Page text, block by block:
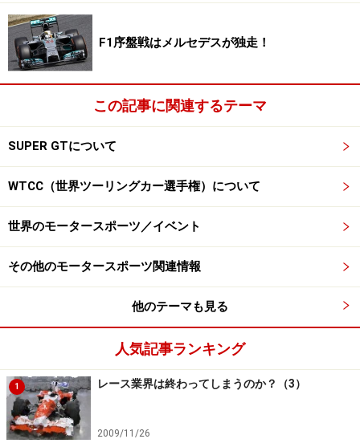
F1序盤戦はメルセデスが独走！
この記事に関連するテーマ
SUPER GTについて
WTCC（世界ツーリングカー選手権）について
世界のモータースポーツ／イベント
その他のモータースポーツ関連情報
他のテーマも見る
人気記事ランキング
1 レース業界は終わってしまうのか？（3）
2009/11/26